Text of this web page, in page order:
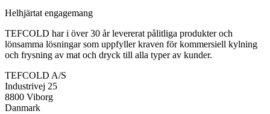
Helhjärtat engagemang
TEFCOLD har i över 30 år levererat pålitliga produkter och
lönsamma lösningar som uppfyller kraven för kommersiell kylning
och frysning av mat och dryck till alla typer av kunder.
TEFCOLD A/S
Industrivej 25
8800 Viborg
Danmark